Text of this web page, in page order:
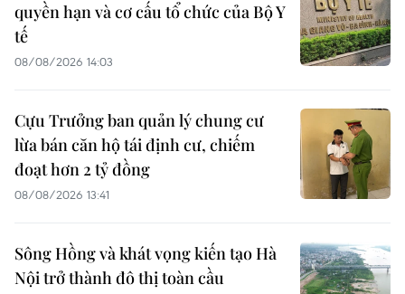
quyền hạn và cơ cấu tổ chức của Bộ Y
tế
08/08/2026 14:03
Cựu Trưởng ban quản lý chung cư
lừa bán căn hộ tái định cư, chiếm
đoạt hơn 2 tỷ đồng
08/08/2026 13:41
Sông Hồng và khát vọng kiến tạo Hà
Nội trở thành đô thị toàn cầu